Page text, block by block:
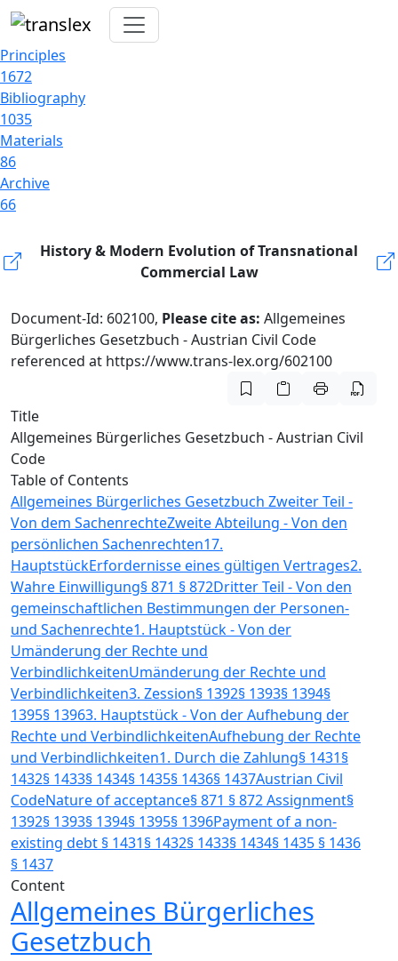
Principles
1672
Bibliography
1035
Materials
86
Archive
66
History & Modern Evolution of Transnational
Commercial Law
Document-Id: 602100, Please cite as: Allgemeines
Bürgerliches Gesetzbuch - Austrian Civil Code
referenced at https://www.trans-lex.org/602100
Title
Allgemeines Bürgerliches Gesetzbuch - Austrian Civil
Code
Table of Contents
Allgemeines Bürgerliches Gesetzbuch Zweiter Teil -
Von dem SachenrechteZweite Abteilung - Von den
persönlichen Sachenrechten17.
HauptstückErfordernisse eines gültigen Vertrages2.
Wahre Einwilligung§ 871 § 872Dritter Teil - Von den
gemeinschaftlichen Bestimmungen der Personen-
und Sachenrechte1. Hauptstück - Von der
Umänderung der Rechte und
VerbindlichkeitenUmänderung der Rechte und
Verbindlichkeiten3. Zession§ 1392§ 1393§ 1394§
1395§ 13963. Hauptstück - Von der Aufhebung der
Rechte und VerbindlichkeitenAufhebung der Rechte
und Verbindlichkeiten1. Durch die Zahlung§ 1431§
1432§ 1433§ 1434§ 1435§ 1436§ 1437Austrian Civil
CodeNature of acceptance§ 871 § 872Assignment§
1392§ 1393§ 1394§ 1395§ 1396Payment of a non-
existing debt § 1431§ 1432§ 1433§ 1434§ 1435 § 1436
§ 1437
Content
Allgemeines Bürgerliches
Gesetzbuch